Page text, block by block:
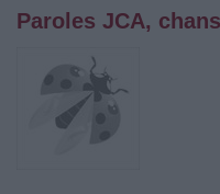
Paroles JCA,